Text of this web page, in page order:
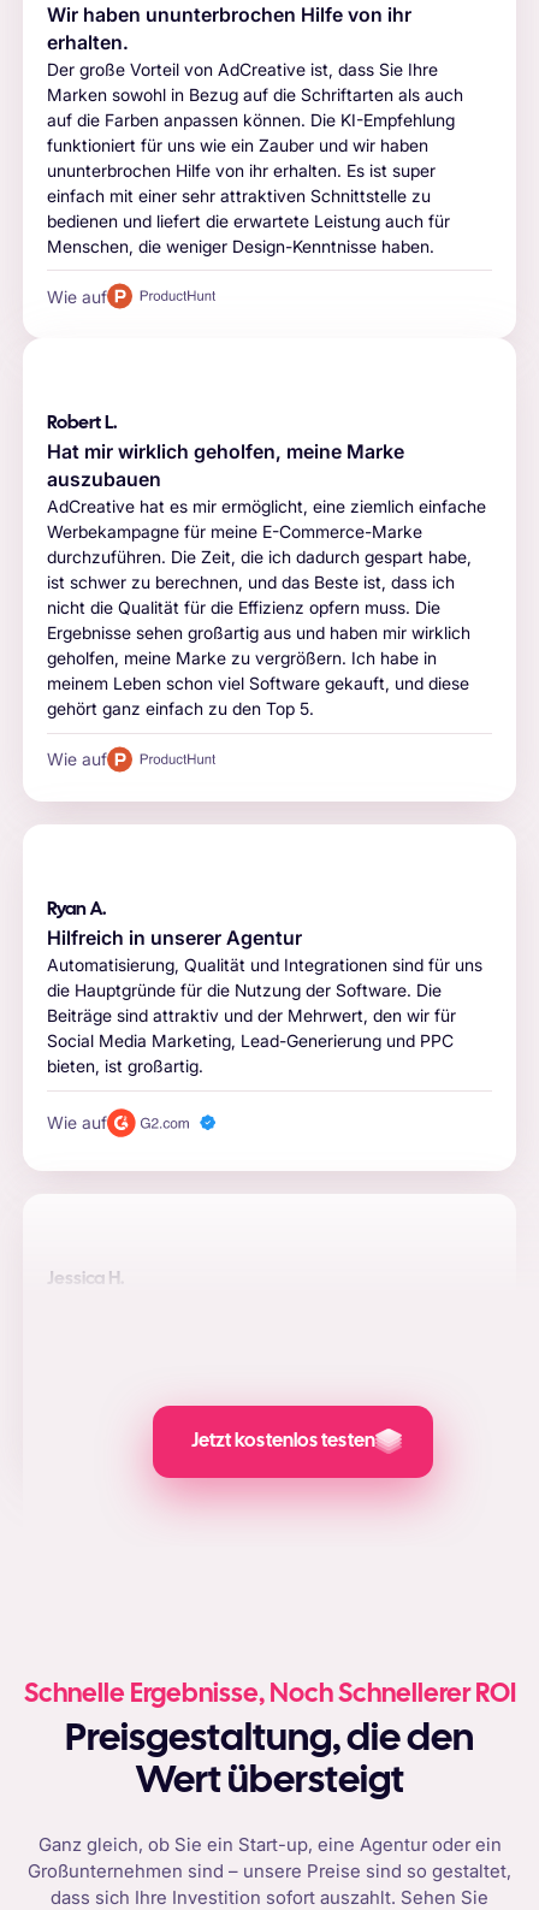
Wir haben ununterbrochen Hilfe von ihr
erhalten.
Der große Vorteil von AdCreative ist, dass Sie Ihre
Marken sowohl in Bezug auf die Schriftarten als auch
auf die Farben anpassen können. Die KI-Empfehlung
funktioniert für uns wie ein Zauber und wir haben
ununterbrochen Hilfe von ihr erhalten. Es ist super
einfach mit einer sehr attraktiven Schnittstelle zu
bedienen und liefert die erwartete Leistung auch für
Menschen, die weniger Design-Kenntnisse haben.
Wie auf
Robert L.
Hat mir wirklich geholfen, meine Marke
auszubauen
AdCreative hat es mir ermöglicht, eine ziemlich einfache
Werbekampagne für meine E-Commerce-Marke
durchzuführen. Die Zeit, die ich dadurch gespart habe,
ist schwer zu berechnen, und das Beste ist, dass ich
nicht die Qualität für die Effizienz opfern muss. Die
Ergebnisse sehen großartig aus und haben mir wirklich
geholfen, meine Marke zu vergrößern. Ich habe in
meinem Leben schon viel Software gekauft, und diese
gehört ganz einfach zu den Top 5.
Wie auf
Ryan A.
Hilfreich in unserer Agentur
Automatisierung, Qualität und Integrationen sind für uns
die Hauptgründe für die Nutzung der Software. Die
Beiträge sind attraktiv und der Mehrwert, den wir für
Social Media Marketing, Lead-Generierung und PPC
bieten, ist großartig.
Wie auf
Jessica H.
Jetzt kostenlos testen
Schnelle Ergebnisse, Noch Schnellerer ROI
Preisgestaltung, die den
Wert übersteigt
Ganz gleich, ob Sie ein Start-up, eine Agentur oder ein
Großunternehmen sind – unsere Preise sind so gestaltet,
dass sich Ihre Investition sofort auszahlt. Sehen Sie